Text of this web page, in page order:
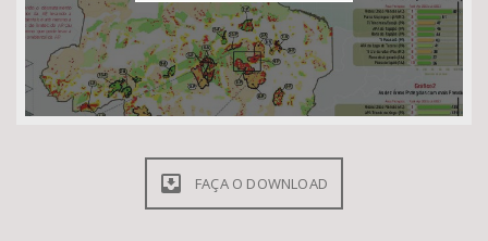
Área Protegida
BUSCAR
FAÇA O DOWNLOAD